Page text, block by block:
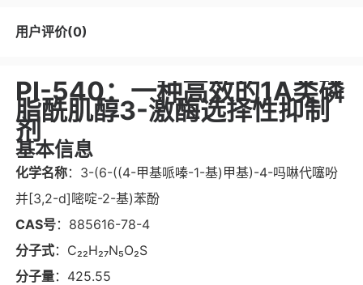
PI-540：一种高效的1A类磷
脂酰肌醇3-激酶选择性抑制
剂
基本信息
化学名称：3-(6-((4-甲基哌嗪-1-基)甲基)-4-吗啉代噻吩
并[3,2-d]嘧啶-2-基)苯酚
CAS号：885616-78-4
分子式：C₂₂H₂₇N₅O₂S
分子量：425.55
用户评价(0)